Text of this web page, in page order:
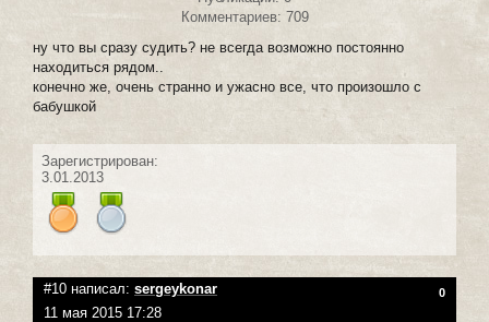
Комментариев: 709
ну что вы сразу судить? не всегда возможно постоянно
находиться рядом..
конечно же, очень странно и ужасно все, что произошло с
бабушкой
Зарегистрирован:
3.01.2013
#10 написал: sergeykonar 0
11 мая 2015 17:28